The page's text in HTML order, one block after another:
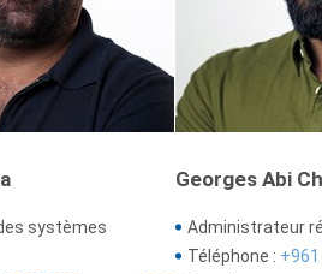
systèmes
Georges Abi
Administrateur
Téléphone :